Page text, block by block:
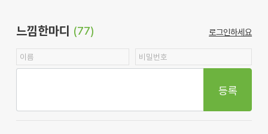
느낌한마디 (77) 로그인하세요
등록